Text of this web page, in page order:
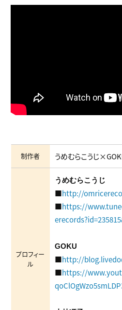
制作者 うめむらこうじ
プロフィー
ル
うめむらこうじ
■http://
■https://
GOKU
■http://
■https://